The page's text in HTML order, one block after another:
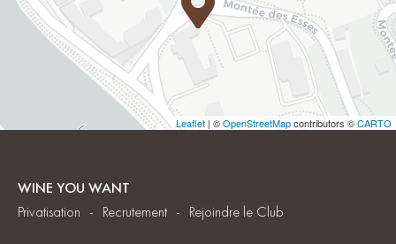
Leaflet | ©OpenStreetMapcontributors ©CARTO
WINE YOU WANT
Privatisation
Recrutement Rejoindre le Club